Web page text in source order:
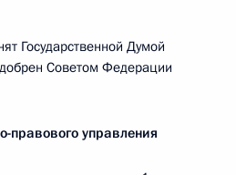
Государственной Думой
Советом Федерации
правового управления